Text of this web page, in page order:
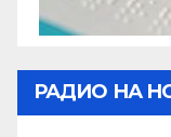
РАДИО НА